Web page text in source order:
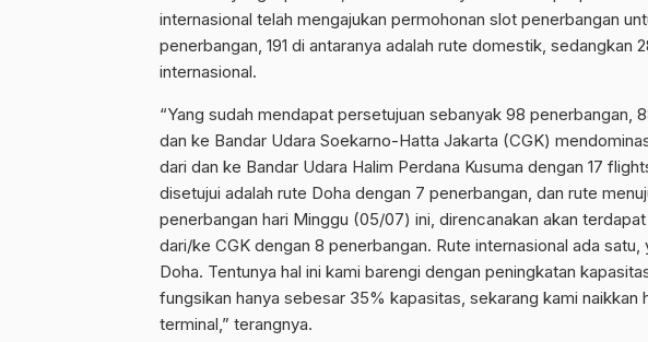
internasional telah mengajukan permohonan slot penerbangan
penerbangan, 191 di antaranya adalah rute domestik, sedangkan
internasional.
“Yang sudah mendapat persetujuan sebanyak 98 penerbangan,
dan ke Bandar Udara Soekarno-Hatta Jakarta (CGK)
dari dan ke Bandar Udara Halim Perdana Kusuma dengan 17
disetujui adalah rute Doha dengan 7 penerbangan, dan rute
penerbangan hari Minggu (05/07) ini, direncanakan akan
dari/ke CGK dengan 8 penerbangan. Rute internasional ada
Doha. Tentunya hal ini kami barengi dengan peningkatan
fungsikan hanya sebesar 35% kapasitas, sekarang kami
terminal,” terangnya.